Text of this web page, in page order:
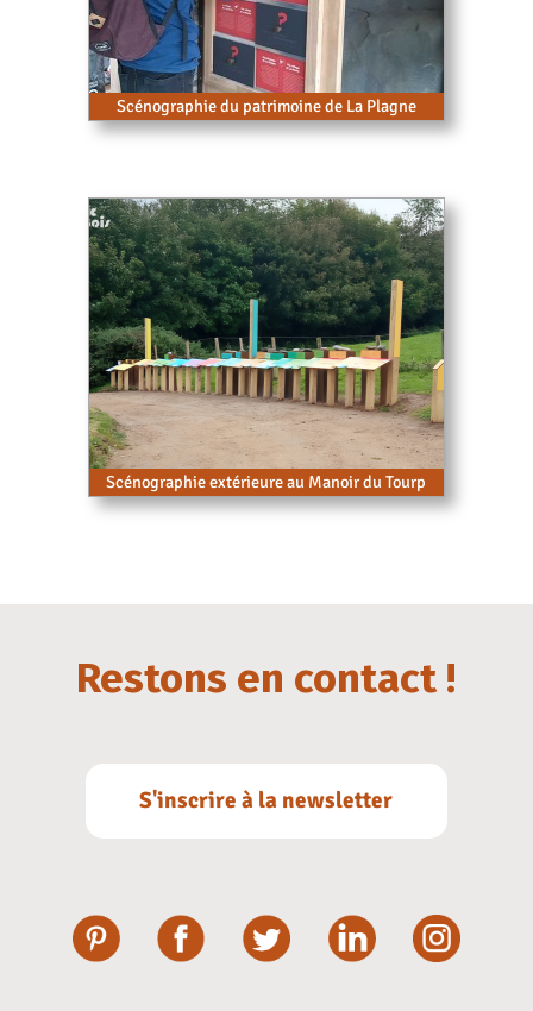
Scénographie du patrimoine de La Plagne
Scénographie extérieure au Manoir du Tourp
Restons en contact !
S'inscrire à la newsletter